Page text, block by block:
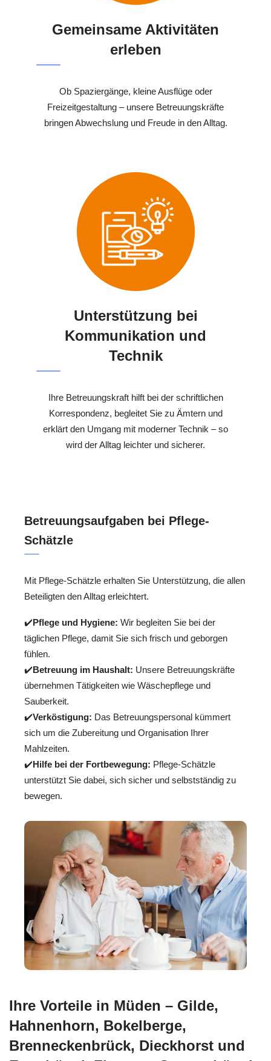
Gemeinsame Aktivitäten
erleben
Ob Spaziergänge, kleine Ausflüge oder
Freizeitgestaltung – unsere Betreuungskräfte
bringen Abwechslung und Freude in den Alltag.
Unterstützung bei
Kommunikation und
Technik
Ihre Betreuungskraft hilft bei der schriftlichen
Korrespondenz, begleitet Sie zu Ämtern und
erklärt den Umgang mit moderner Technik – so
wird der Alltag leichter und sicherer.
Betreuungsaufgaben bei Pflege-
Schätzle
Mit Pflege-Schätzle erhalten Sie Unterstützung, die allen
Beteiligten den Alltag erleichtert.
✔️Pflege und Hygiene: Wir begleiten Sie bei der
täglichen Pflege, damit Sie sich frisch und geborgen
fühlen.
✔️Betreuung im Haushalt: Unsere Betreuungskräfte
übernehmen Tätigkeiten wie Wäschepflege und
Sauberkeit.
✔️Verköstigung: Das Betreuungspersonal kümmert
sich um die Zubereitung und Organisation Ihrer
Mahlzeiten.
✔️Hilfe bei der Fortbewegung: Pflege-Schätzle
unterstützt Sie dabei, sich sicher und selbstständig zu
bewegen.
Ihre Vorteile in Müden – Gilde,
Hahnenhorn, Bokelberge,
Brenneckenbrück, Dieckhorst und